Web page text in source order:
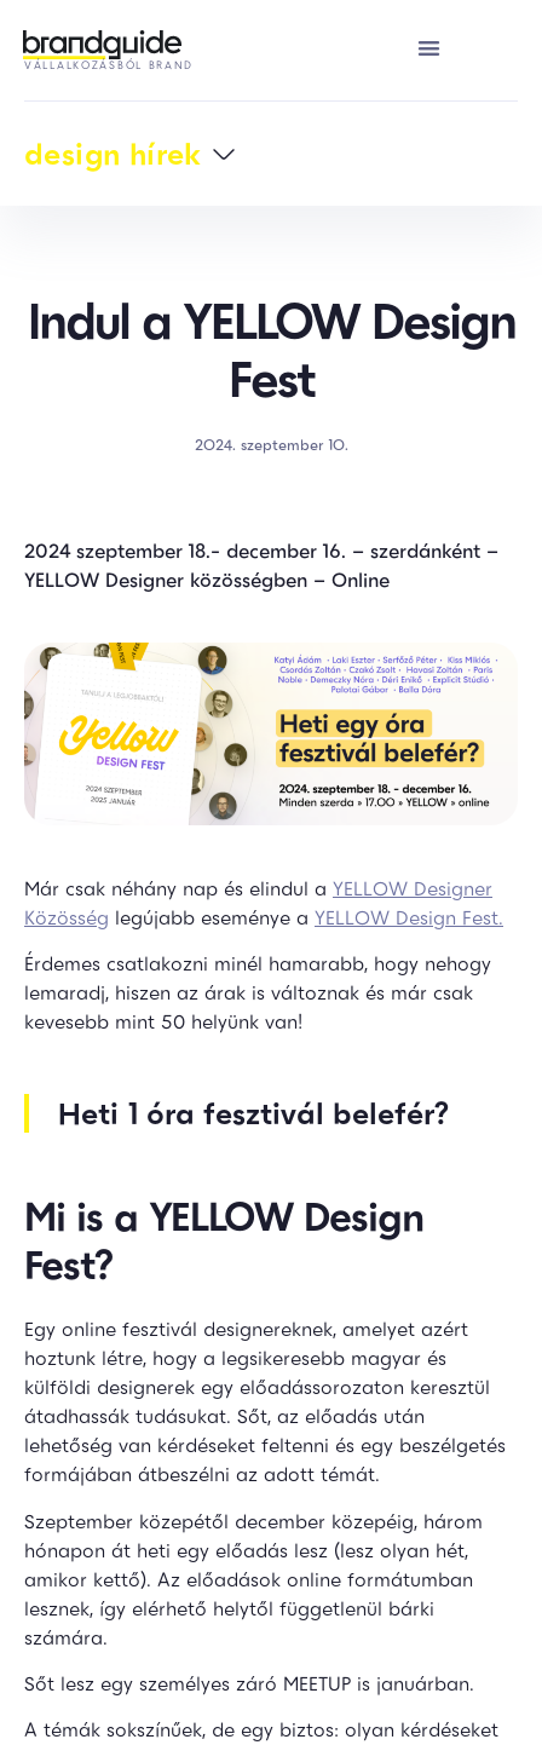
VÁLLALKOZÁSBÓL BRAND
design hírek
Indul a YELLOW Design
Fest
2024. szeptember 10.
2024 szeptember 18.- december 16. – szerdánként –
YELLOW Designer közösségben – Online
Már csak néhány nap és elindul a YELLOW Designer
Közösség legújabb eseménye a YELLOW Design Fest.
Érdemes csatlakozni minél hamarabb, hogy nehogy
lemaradj, hiszen az árak is változnak és már csak
kevesebb mint 50 helyünk van!
Heti 1 óra fesztivál belefér?
Mi is a YELLOW Design
Fest?
Egy online fesztivál designereknek, amelyet azért
hoztunk létre, hogy a legsikeresebb magyar és
külföldi designerek egy előadássorozaton keresztül
átadhassák tudásukat. Sőt, az előadás után
lehetőség van kérdéseket feltenni és egy beszélgetés
formájában átbeszélni az adott témát.
Szeptember közepétől december közepéig, három
hónapon át heti egy előadás lesz (lesz olyan hét,
amikor kettő). Az előadások online formátumban
lesznek, így elérhető helytől függetlenül bárki
számára.
Sőt lesz egy személyes záró MEETUP is januárban.
A témák sokszínűek, de egy biztos: olyan kérdéseket